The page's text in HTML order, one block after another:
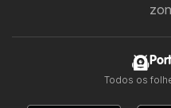
Todos os